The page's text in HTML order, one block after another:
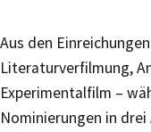
Aus den
Literaturverfilmung,
Experimentalfilm –
Nominierungen in